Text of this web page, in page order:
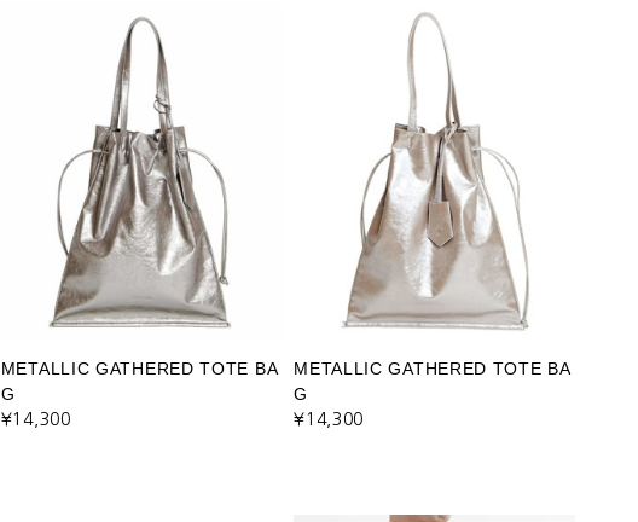
METALLIC GATHERED TOTE BA
G
¥14,300
METALLIC GATHERED TOTE BA
G
¥14,300